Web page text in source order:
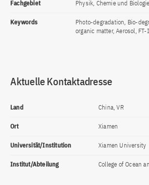
Fachgebiet Physik, Chemie und
Keywords
Photo-degradation, Bio-
organic matter, Aerosol, FT-
Aktuelle Kontaktadresse
Land China, VR
Ort Xiamen
Universität/Institution Xiamen University
Institut/Abteilung College of Ocean